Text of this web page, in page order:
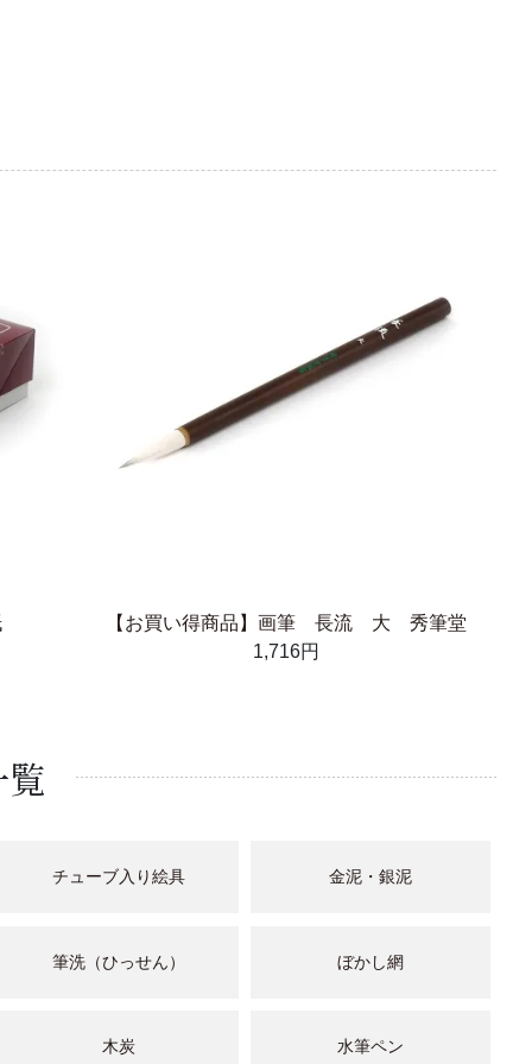
【お買い得商品】画筆 長流 大 秀筆堂
1,716円
チューブ入り絵具 金泥・銀泥
筆洗（ひっせん） ぼかし網
木炭 水筆ペン